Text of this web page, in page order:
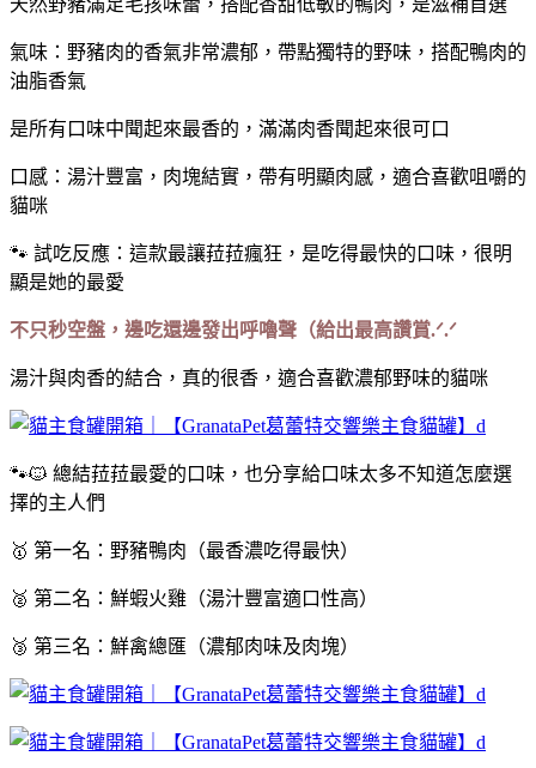
氣味：野豬肉的香氣非常濃郁，帶點獨特的野味，搭配鴨肉的
油脂香氣
是所有口味中聞起來最香的，滿滿肉香聞起來很可口
口感：湯汁豐富，肉塊結實，帶有明顯肉感，適合喜歡咀嚼的
貓咪
🐾 試吃反應：這款最讓菈菈瘋狂，是吃得最快的口味，很明
顯是她的最愛
不只秒空盤，邊吃還邊發出呼嚕聲（給出最高讚賞.ᐟ.ᐟ
湯汁與肉香的結合，真的很香，適合喜歡濃郁野味的貓咪
🐾🐱 總結菈菈最愛的口味，也分享給口味太多不知道怎麼選
擇的主人們
🥇 第一名：野豬鴨肉（最香濃吃得最快）
🥈 第二名：鮮蝦火雞（湯汁豐富適口性高）
🥉 第三名：鮮禽總匯（濃郁肉味及肉塊）